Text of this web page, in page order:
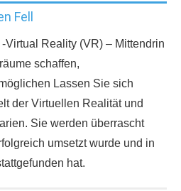
Fell
Virtual Reality (VR) – Mittendrin
schaffen,
Lassen Sie sich
der Virtuellen Realität und
Sie werden überrascht
umsetzt wurde und in
hat.